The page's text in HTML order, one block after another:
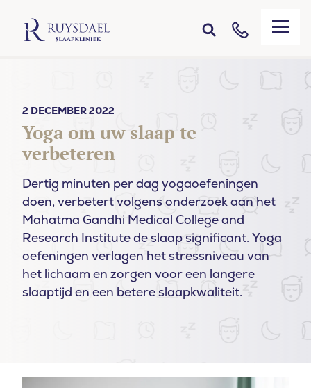
2 DECEMBER 2022
Yoga om uw slaap te
verbeteren
Dertig minuten per dag yogaoefeningen
doen, verbetert volgens onderzoek aan het
Mahatma Gandhi Medical College and
Research Institute de slaap significant. Yoga
oefeningen verlagen het stressniveau van
het lichaam en zorgen voor een langere
slaaptijd en een betere slaapkwaliteit.